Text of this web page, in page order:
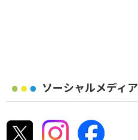
ソーシャルメディア